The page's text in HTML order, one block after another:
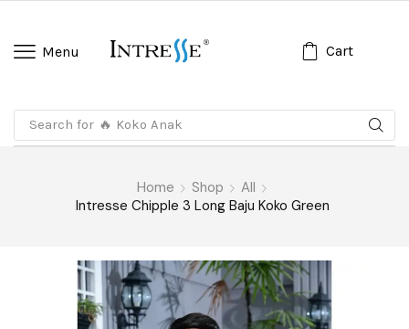
Menu Cart
Search for 🔥 Koko Anak
Home Shop
All
Intresse Chipple 3 Long Baju Koko Green